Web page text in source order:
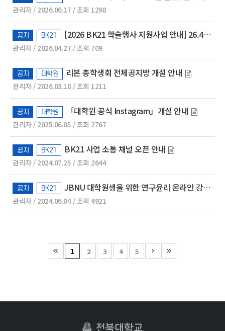
관리자 / 2026.06.17 / 조회 1298
공지 BK21 [2026 BK21 학술행사 지원사업 안내] 26.4.27.(월) ~ 예산 소진 시 까지 상시 운영
관리자 / 2026.04.27 / 조회 709
공지 대학원 리본 총학생회 전체공지방 개설 안내
관리자 / 2026.03.18 / 조회 1211
공지 대학원 「대학원 공식 Instagram」개설 안내
관리자 / 2025.06.05 / 조회 2767
공지 BK21 BK21 사업 소통 채널 오픈 안내
관리자 / 2024.07.25 / 조회 2644
공지 BK21 JBNU 대학원생을 위한 연구윤리 온라인 강좌 운영 안내 매뉴얼
관리자 / 2024.06.04 / 조회 4921
1 2 3 4 5